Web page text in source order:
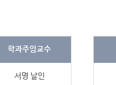
학과주임교수
서명 날인